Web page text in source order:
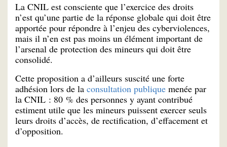
La CNIL est consciente que l’exercice des droits
n’est qu’une partie de la réponse globale qui doit être
apportée pour répondre à l’enjeu des cyberviolences,
mais il n’en est pas moins un élément important de
l’arsenal de protection des mineurs qui doit être
consolidé.
Cette proposition a d’ailleurs suscité une forte
adhésion lors de la consultation publique menée par
la CNIL : 80 % des personnes y ayant contribué
estiment utile que les mineurs puissent exercer seuls
leurs droits d’accès, de rectification, d’effacement et
d’opposition.